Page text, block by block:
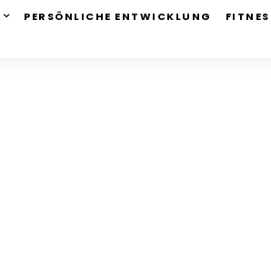
PERSÖNLICHE ENTWICKLUNG